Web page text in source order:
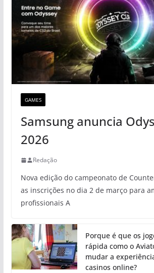
GAMES
Samsung anuncia
2026
Redação
Nova edição do campeonato de
as inscrições no dia 2 de março para
profissionais A
Porque é que os
rápida como o
mudar a
casinos online?